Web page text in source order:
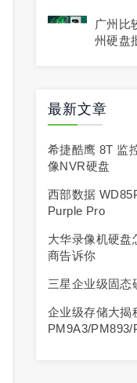
广州比
州硬盘
最新文章
希捷酷鹰 8T 监
像NVR硬盘
西部数据
Purple Pro
大华录像机硬盘
商告诉你
三星企业级固态
企业级存储大揭
PM9A3/PM893/